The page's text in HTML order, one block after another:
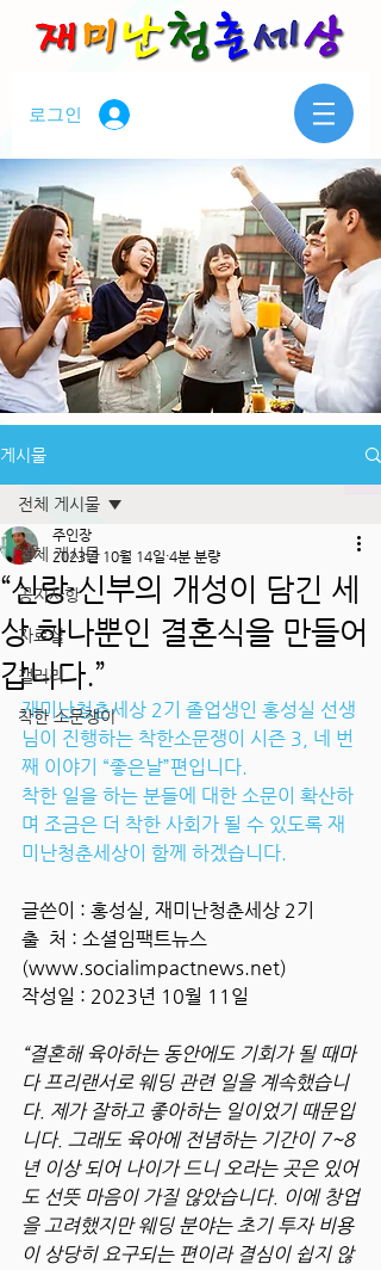
로그인
게시물
전체 게시물
공지사항
자료실
갤러리
착한 소문쟁이
전체 게시물
“신랑·신부의 개성이 담긴 세
상 하나뿐인 결혼식을 만들어
갑니다.”
주인장
2023년 10월 14일 4분 분량
재미난청춘세상 2기 졸업생인 홍성실 선생
님이 진행하는 착한소문쟁이 시즌 3, 네 번
째 이야기 “좋은날”편입니다.
착한 일을 하는 분들에 대한 소문이 확산하
며 조금은 더 착한 사회가 될 수 있도록 재
미난청춘세상이 함께 하겠습니다.
글쓴이 : 홍성실, 재미난청춘세상 2기
출  처 : 소셜임팩트뉴스
(www.socialimpactnews.net)
작성일 : 2023년 10월 11일
“결혼해 육아하는 동안에도 기회가 될 때마
다 프리랜서로 웨딩 관련 일을 계속했습니
다. 제가 잘하고 좋아하는 일이었기 때문입
니다. 그래도 육아에 전념하는 기간이 7~8
년 이상 되어 나이가 드니 오라는 곳은 있어
도 선뜻 마음이 가질 않았습니다. 이에 창업
을 고려했지만 웨딩 분야는 초기 투자 비용
이 상당히 요구되는 편이라 결심이 쉽지 않